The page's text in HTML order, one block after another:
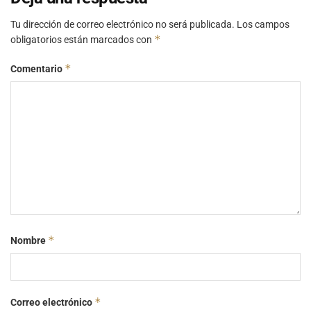
Tu dirección de correo electrónico no será publicada. Los campos
obligatorios están marcados con *
Comentario *
Nombre *
Correo electrónico *